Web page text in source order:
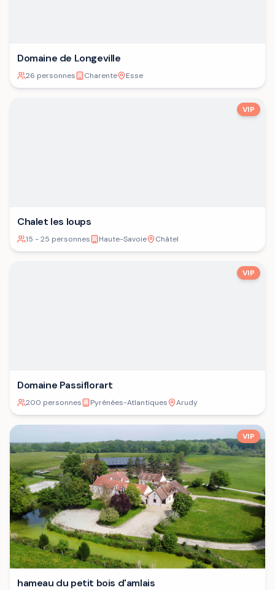
Domaine de Longeville
26 personnes Charente Esse
VIP
Chalet les loups
15 - 25 personnes Haute-Savoie Châtel
VIP
Domaine Passiflorart
200 personnes Pyrénées-Atlantiques Arudy
VIP
hameau du petit bois d'amlais